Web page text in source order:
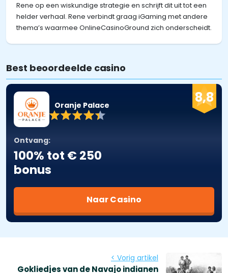
Rene op een wiskundige strategie en schrijft dit uit tot een
helder verhaal. Rene verbindt graag iGaming met andere
thema’s waarmee OnlineCasinoGround zich onderscheidt.
Best beoordeelde casino
8,8
Oranje Palace
Ontvang:
100% tot € 250
bonus
Naar Casino
< Vorig artikel
Gokliedjes van de Navajo indianen